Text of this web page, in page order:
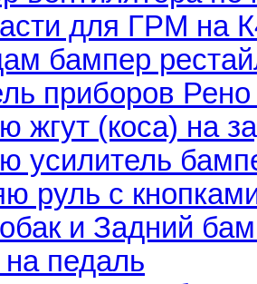
для ГРМ на
бампер
приборов
жгут (коса) на
усилитель
руль с
и Задний
педаль